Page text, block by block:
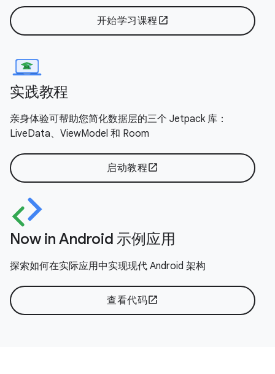
开始学习课程 open_in_new
实践教程
亲身体验可帮助您简化数据层的三个 Jetpack 库：
LiveData、ViewModel 和 Room
启动教程 open_in_new
Now in Android 示例应用
探索如何在实际应用中实现现代 Android 架构
查看代码open_in_new